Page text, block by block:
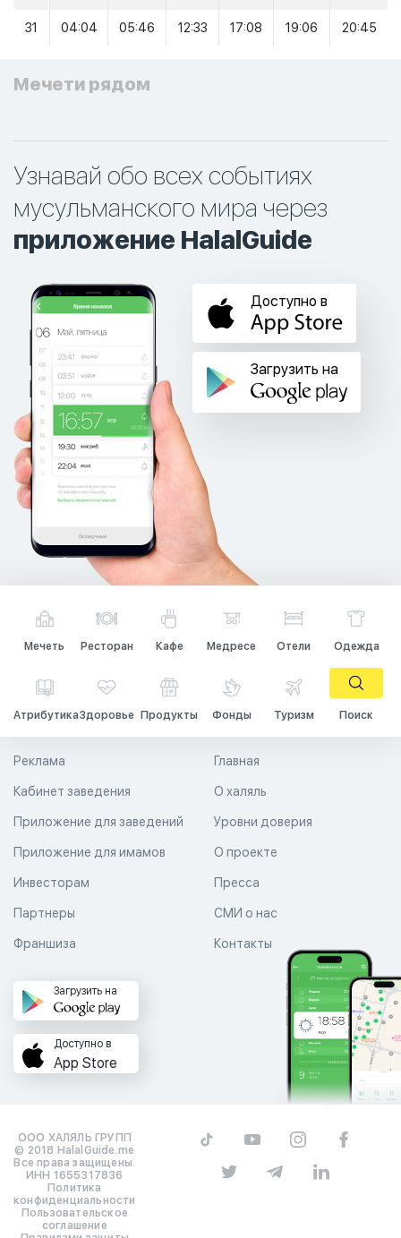
31 04:04 05:46 12:33 17:08 19:06 20:45
Мечети рядом
Узнавай обо всех событиях
мусульманского мира через
приложение HalalGuide
Доступно в
Загрузить на
Мечеть Ресторан Кафе Медресе Отели Одежда
АтрибутикаЗдоровье Продукты Фонды Туризм Поиск
Главная
О халяль
Уровни доверия
Реклама
Кабинет заведения
Приложение для заведений
Приложение для имамов О проекте
Пресса
СМИ о нас
Контакты
Инвесторам
Партнеры
Франшиза
Загрузить на
Доступно в
App Store
ООО ХАЛЯЛЬ ГРУПП
© 2018 HalalGuide.me
Все права защищены.
ИНН 1655317836
Политика
конфиденциальности
Пользовательское
соглашение